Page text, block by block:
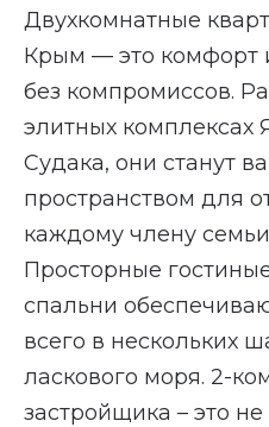
У моря
Апартаменты
Двухкомнатные
Крым — это комфорт
без компромиссов.
элитных комплексах
Судака, они станут
пространством для
каждому члену
Просторные
спальни
всего в нескольких
ласкового моря. 2-
застройщика – это